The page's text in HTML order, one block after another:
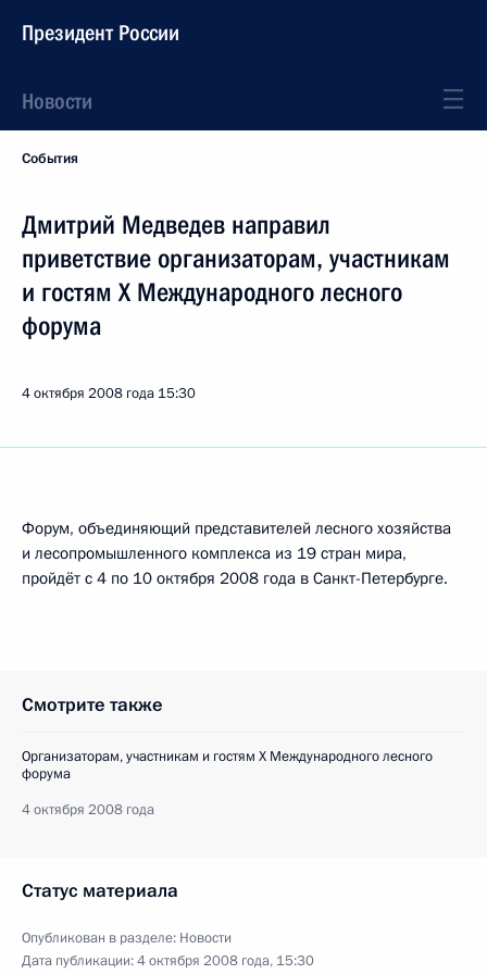
Президент России
Новости
События
Дмитрий Медведев направил
приветствие организаторам, участникам
и гостям Х Международного лесного
форума
4 октября 2008 года 15:30
Форум, объединяющий представителей лесного хозяйства
и лесопромышленного комплекса из 19 стран мира,
пройдёт c 4 по 10 октября 2008 года в Санкт-Петербурге.
Смотрите также
Организаторам, участникам и гостям X Международного лесного
форума
4 октября 2008 года
Статус материала
Опубликован в разделе: Новости
Дата публикации:4 октября 2008 года, 15:30